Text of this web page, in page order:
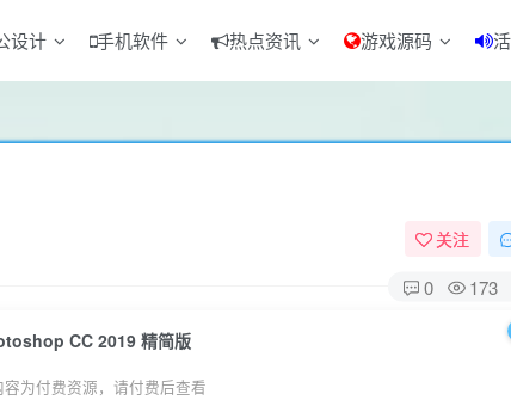
设计 手机软件 热点资讯 游戏源码
关注
0 173
CC 2019 精简版
容为付费资源，请付费后查看